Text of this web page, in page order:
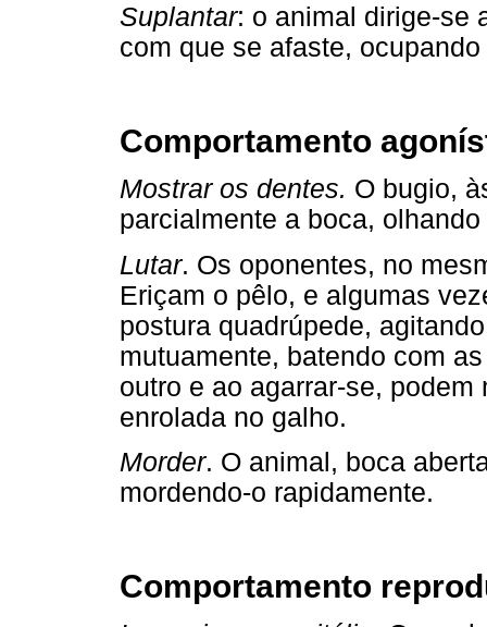
Suplantar: o animal dirige-se
com que se afaste,
Comportamento
Mostrar os dentes. O bugio,
parcialmente a boca,
Lutar. Os oponentes, no
Eriçam o pêlo, e algumas
postura quadrúpede,
mutuamente, batendo com
outro e ao agarrar-se,
enrolada no galho.
Morder. O animal, boca
mordendo-o rapidamente.
Comportamento